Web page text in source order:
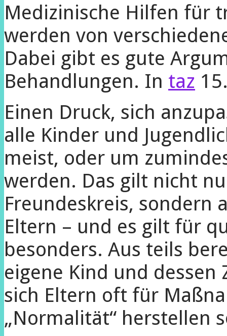
Medizinische Hilfen für
werden von
Dabei gibt es gute
Behandlungen. In taz
Einen Druck, sich
alle Kinder und
meist, oder um
werden. Das gilt nicht
Freundeskreis, sondern
Eltern – und es gilt für
besonders. Aus teils
eigene Kind und
sich Eltern oft für
„Normalität“ herstellen